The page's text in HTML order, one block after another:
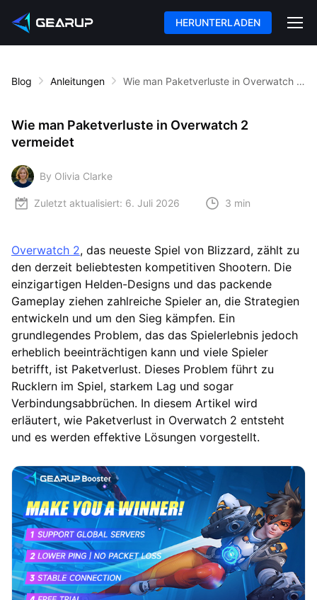
HERUNTERLADEN
Blog Anleitungen Wie man Paketverluste in Overwatch 2 vermeidet
Wie man Paketverluste in Overwatch 2
vermeidet
By Olivia Clarke
Zuletzt aktualisiert: 6. Juli 2026 3 min
Overwatch 2, das neueste Spiel von Blizzard, zählt zu
den derzeit beliebtesten kompetitiven Shootern. Die
einzigartigen Helden-Designs und das packende
Gameplay ziehen zahlreiche Spieler an, die Strategien
entwickeln und um den Sieg kämpfen. Ein
grundlegendes Problem, das das Spielerlebnis jedoch
erheblich beeinträchtigen kann und viele Spieler
betrifft, ist Paketverlust. Dieses Problem führt zu
Rucklern im Spiel, starkem Lag und sogar
Verbindungsabbrüchen. In diesem Artikel wird
erläutert, wie Paketverlust in Overwatch 2 entsteht
und es werden effektive Lösungen vorgestellt.